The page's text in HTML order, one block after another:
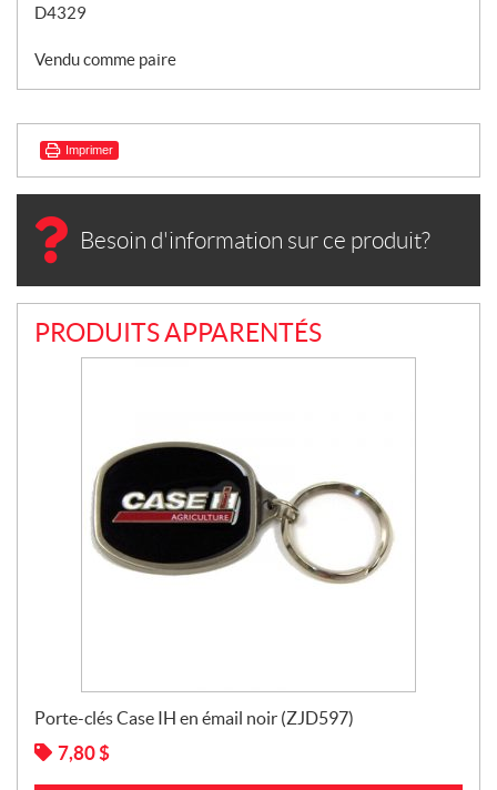
D4329
Vendu comme paire
Imprimer
Besoin d'information sur ce produit?
PRODUITS APPARENTÉS
Porte-clés Case IH en émail noir (ZJD597)
7,80 $